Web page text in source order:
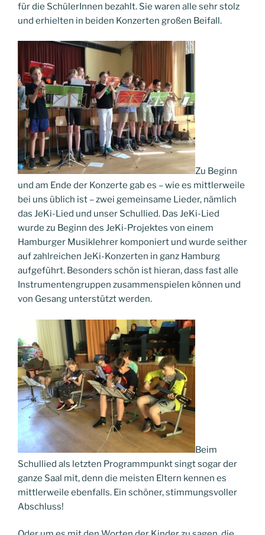
für die SchülerInnen bezahlt. Sie waren alle sehr stolz
und erhielten in beiden Konzerten großen Beifall.
Zu Beginn
und am Ende der Konzerte gab es – wie es mittlerweile
bei uns üblich ist – zwei gemeinsame Lieder, nämlich
das JeKi-Lied und unser Schullied. Das JeKi-Lied
wurde zu Beginn des JeKi-Projektes von einem
Hamburger Musiklehrer komponiert und wurde seither
auf zahlreichen JeKi-Konzerten in ganz Hamburg
aufgeführt. Besonders schön ist hieran, dass fast alle
Instrumentengruppen zusammenspielen können und
von Gesang unterstützt werden.
Beim
Schullied als letzten Programmpunkt singt sogar der
ganze Saal mit, denn die meisten Eltern kennen es
mittlerweile ebenfalls. Ein schöner, stimmungsvoller
Abschluss!